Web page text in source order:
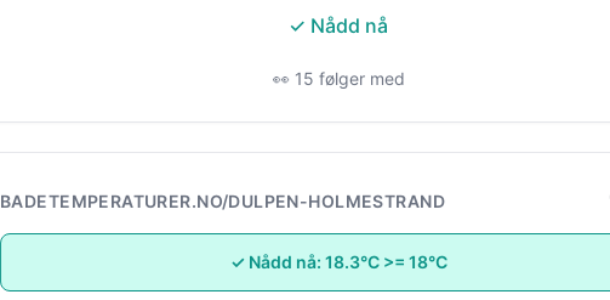
✓ Nådd nå
👀 15 følger med
BADETEMPERATURER.NO/DULPEN-HOLMESTRAND
✓ Nådd nå: 18.3°C >= 18°C